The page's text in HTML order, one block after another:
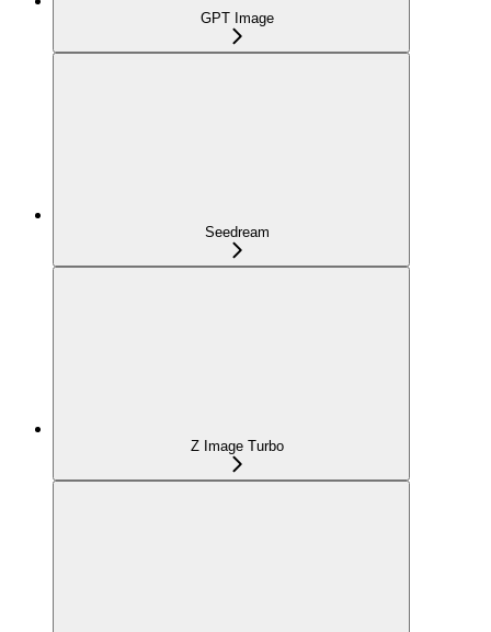
GPT Image
Seedream
Z Image Turbo